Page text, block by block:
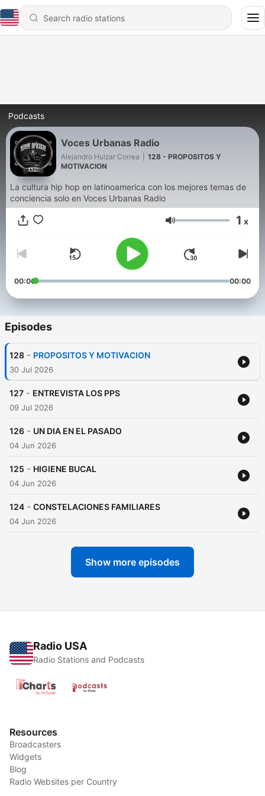
Podcasts
Voces Urbanas Radio
Alejandro Huizar Correa
128 - PROPOSITOS Y
MOTIVACION
La cultura hip hop en latinoamerica con los mejores temas de
conciencia solo en Voces Urbanas Radio
Volume 1 x
00:00 00:00
Episodes
128 - PROPOSITOS Y MOTIVACION
30 Jul 2026
127 - ENTREVISTA LOS PPS
09 Jul 2026
126 - UN DIA EN EL PASADO
04 Jun 2026
125 - HIGIENE BUCAL
04 Jun 2026
124 - CONSTELACIONES FAMILIARES
04 Jun 2026
Show more episodes
Radio USA
Radio Stations and Podcasts
Resources
Broadcasters
Widgets
Blog
Radio Websites per Country